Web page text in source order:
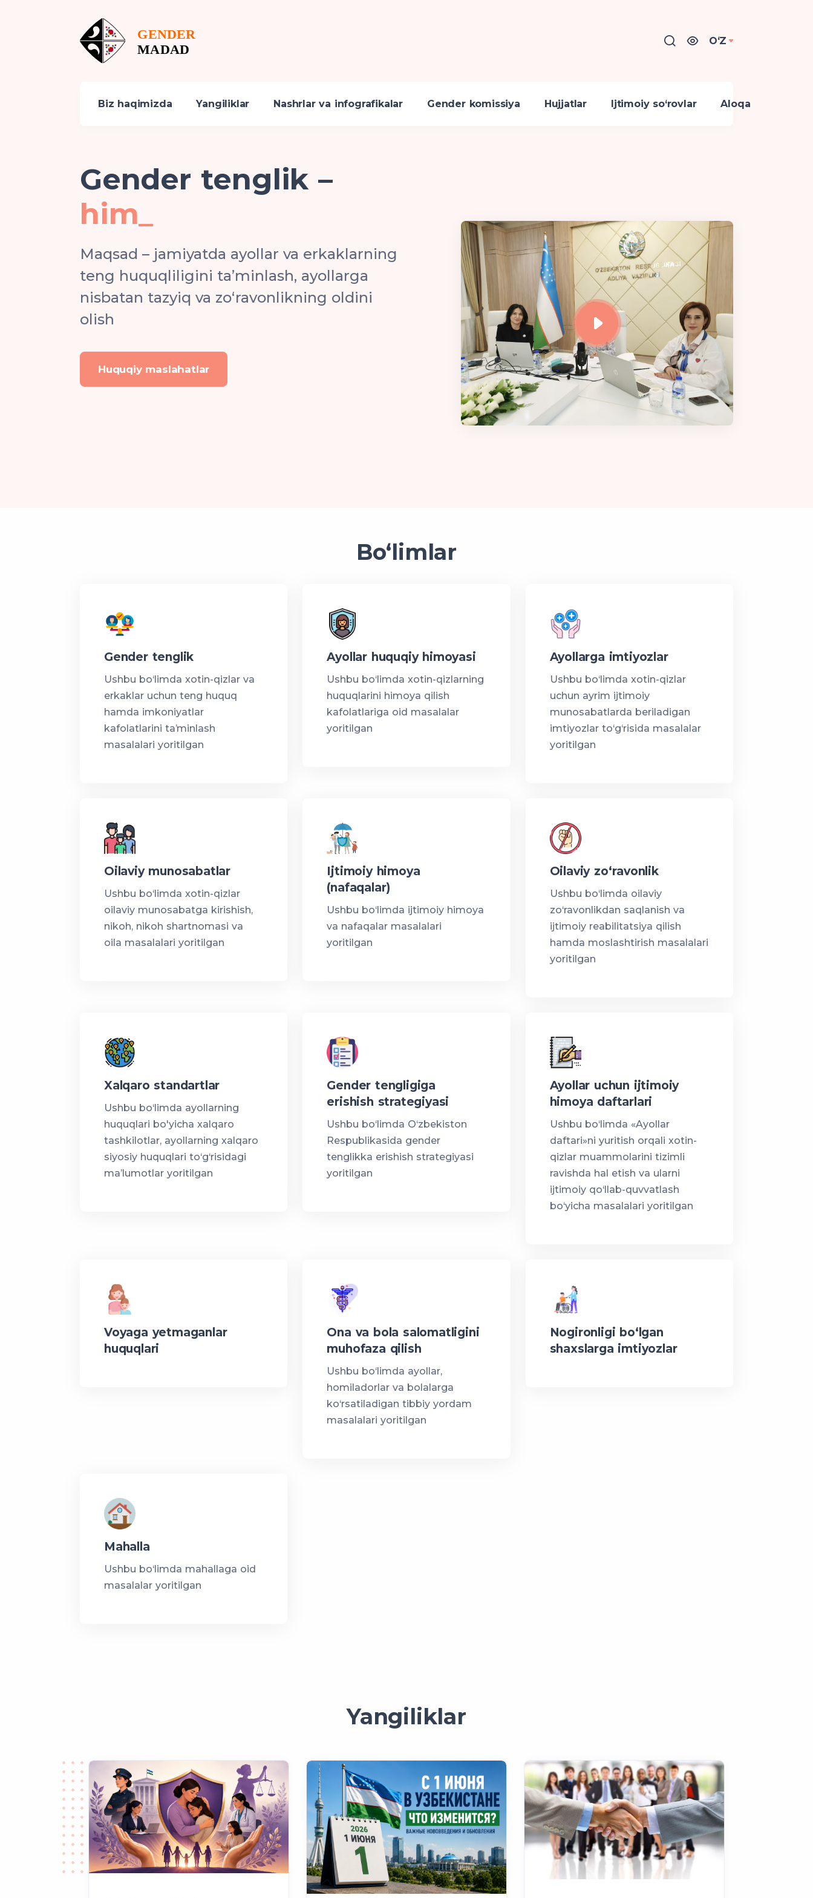
OʻZ
Biz haqimizda Yangiliklar Nashrlar va infografikalar Gender komissiya Hujjatlar Ijtimoiy so‘rovlar Aloqa
Gender tenglik –
himoya
Maqsad – jamiyatda ayollar va erkaklarning
teng huquqliligini ta’minlash, ayollarga
nisbatan tazyiq va zo‘ravonlikning oldini
olish
Huquqiy maslahatlar
Bo‘limlar
Gender tenglik
Ushbu bo‘limda xotin-qizlar va
erkaklar uchun teng huquq
hamda imkoniyatlar
kafolatlarini taʼminlash
masalalari yoritilgan
Ayollar huquqiy himoyasi
Ushbu bo‘limda xotin-qizlarning
huquqlarini himoya qilish
kafolatlariga oid masalalar
yoritilgan
Ayollarga imtiyozlar
Ushbu bo‘limda xotin-qizlar
uchun ayrim ijtimoiy
munosabatlarda beriladigan
imtiyozlar to‘g‘risida masalalar
yoritilgan
Oilaviy munosabatlar
Ushbu bo‘limda xotin-qizlar
oilaviy munosabatga kirishish,
nikoh, nikoh shartnomasi va
oila masalalari yoritilgan
Ijtimoiy himoya
(nafaqalar)
Ushbu bo‘limda ijtimoiy himoya
va nafaqalar masalalari
yoritilgan
Oilaviy zo‘ravonlik
Ushbu bo‘limda oilaviy
zo‘ravonlikdan saqlanish va
ijtimoiy reabilitatsiya qilish
hamda moslashtirish masalalari
yoritilgan
Xalqaro standartlar
Ushbu bo‘limda ayollarning
huquqlari bo'yicha xalqaro
tashkilotlar, ayollarning xalqaro
siyosiy huquqlari to‘g‘risidagi
maʼlumotlar yoritilgan
Gender tengligiga
erishish strategiyasi
Ushbu bo‘limda O‘zbekiston
Respublikasida gender
tenglikka erishish strategiyasi
yoritilgan
Ayollar uchun ijtimoiy
himoya daftarlari
Ushbu bo‘limda «Ayollar
daftari»ni yuritish orqali xotin-
qizlar muammolarini tizimli
ravishda hal etish va ularni
ijtimoiy qo‘llab-quvvatlash
bo‘yicha masalalari yoritilgan
Voyaga yetmaganlar
huquqlari
Ona va bola salomatligini
muhofaza qilish
Ushbu bo‘limda ayollar,
homiladorlar va bolalarga
ko‘rsatiladigan tibbiy yordam
masalalari yoritilgan
Nogironligi bo‘lgan
shaxslarga imtiyozlar
Mahalla
Ushbu bo‘limda mahallaga oid
masalalar yoritilgan
Yangiliklar